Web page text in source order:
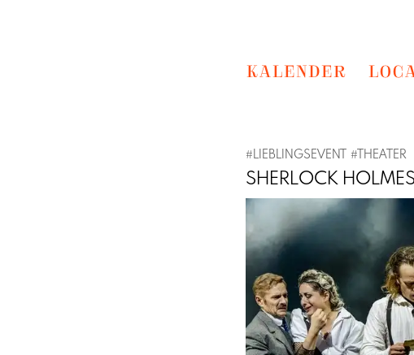
KALENDER
#LIEBLINGSEVENT # THEATER
SHERLOCK
Previous